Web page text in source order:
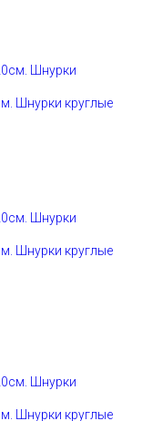
Шнурки круглые
Шнурки круглые
Шнурки круглые